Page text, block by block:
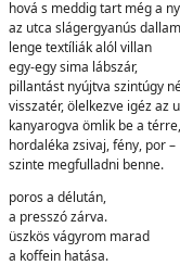
hová s meddig tart még a
az utca slágergyanús
lenge textíliák alól villan
egy-egy sima lábszár,
pillantást nyújtva szintúgy
visszatér, ölelkezve igéz az
kanyarogva ömlik be a térre,
hordaléka zsivaj, fény, por –
szinte megfulladni benne.
poros a délután,
a presszó zárva.
üszkös vágyrom marad
a koffein hatása.